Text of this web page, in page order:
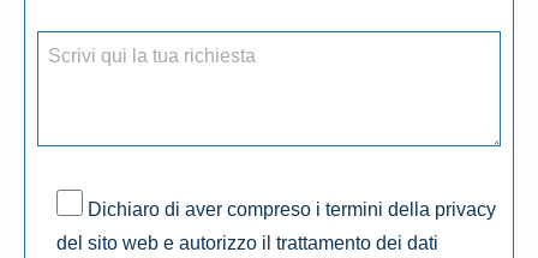
Dichiaro di aver compreso i termini della privacy
del sito web e autorizzo il trattamento dei dati